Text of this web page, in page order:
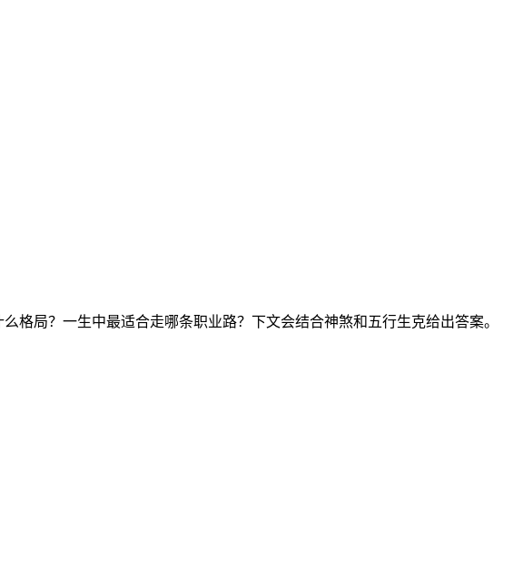
格局？一生中最适合走哪条职业路？下文会结合神煞和五行生克给出答案。